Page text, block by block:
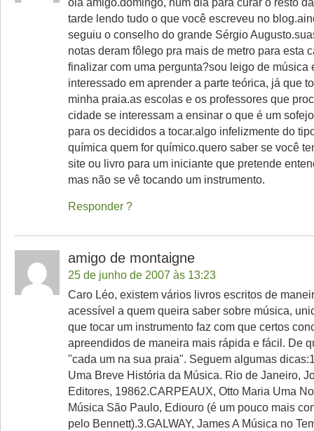
tarde lendo tudo o que você escreveu no
seguiu o conselho do grande Sérgio
notas deram fôlego pra mais de metro para esta
finalizar com uma pergunta?sou leigo de música
interessado em aprender a parte teórica, já que
minha praia.as escolas e os professores que
cidade se interessam a ensinar o que é um
para os decididos a tocar.algo infelizmente do
química quem for químico.quero saber se você
site ou livro para um iniciante que pretende
mas não se vê tocando um instrumento.
Responder
amigo de montaigne
25 de junho de 2007 às 13:23
Caro Léo, existem vários livros escritos de
acessível a quem queira saber sobre música,
que tocar um instrumento faz com que certos
apreendidos de maneira mais rápida e fácil. De
"cada um na sua praia". Seguem algumas
Uma Breve História da Música. Rio de Janeiro,
Editores, 19862.CARPEAUX, Otto Maria Uma
Música São Paulo, Ediouro (é um pouco mais
pelo Bennett).3.GALWAY, James A Música no